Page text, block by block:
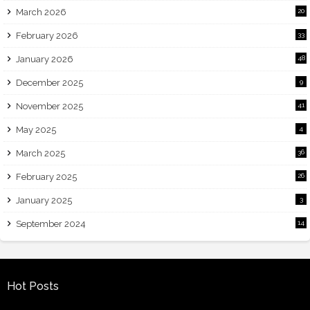
March 2026 20
February 2026 33
January 2026 48
December 2025 9
November 2025 41
May 2025 4
March 2025 36
February 2025 26
January 2025 3
September 2024 14
Hot Posts